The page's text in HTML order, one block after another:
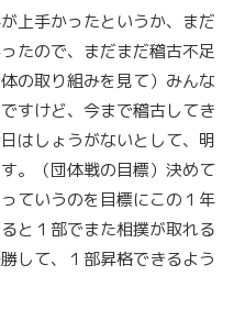
上手かったというか、まだ
たので、まだまだ稽古不足
の取り組みを見て）みんな
すけど、今まで稽古してき
はしょうがないとして、明
。（団体戦の目標）決めて
ていうのを目標にこの１年
と１部でまた相撲が取れる
して、１部昇格できるよう